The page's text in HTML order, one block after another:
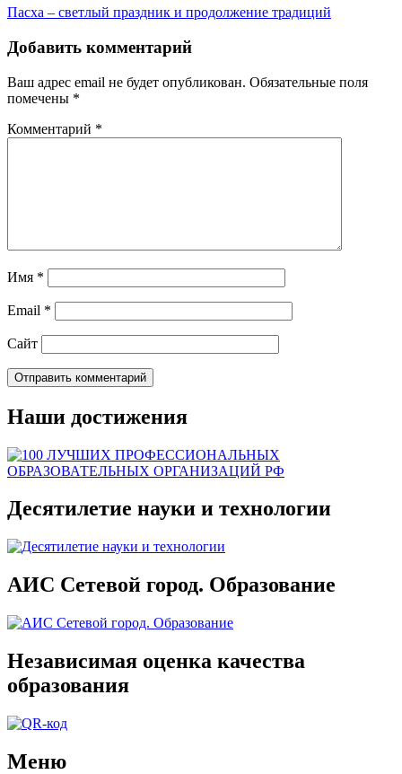
Пасха – светлый праздник и продолжение традиций
Добавить комментарий
Ваш адрес email не будет опубликован. Обязательные поля
помечены *
Комментарий *
Имя *
Email *
Сайт
Наши достижения
Десятилетие науки и технологии
АИС Сетевой город. Образование
Независимая оценка качества
образования
Меню